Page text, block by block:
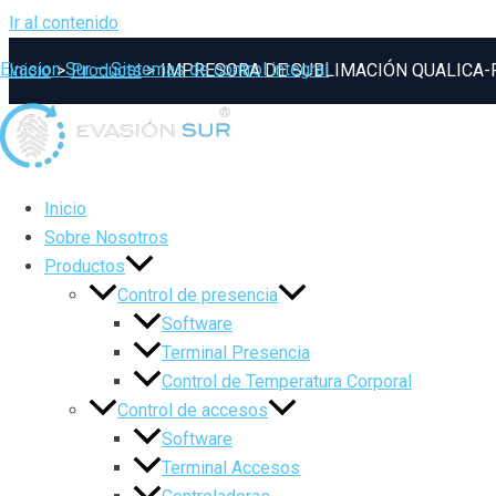
Ir al contenido
Evasion Sur – Sistemas de control integral
Inicio
Sobre Nosotros
Productos
Control de presencia
Software
Terminal Presencia
Control de Temperatura Corporal
Control de accesos
Software
Terminal Accesos
Inicio Products IMPRESORA DE SUBLIMACIÓN QUALICA-